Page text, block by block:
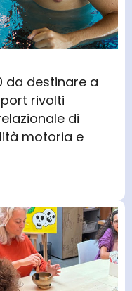
da destinare a
rivolti
di
motoria e